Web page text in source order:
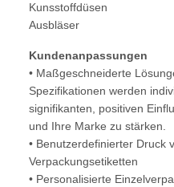
Kunsstoffdüsen
Ausbläser
Kundenanpassungen
• Maßgeschneiderte
Spezifikationen werden
signifikanten, positiven
und Ihre Marke zu stärken.
• Benutzerdefinierter Druck
Verpackungsetiketten
• Personalisierte